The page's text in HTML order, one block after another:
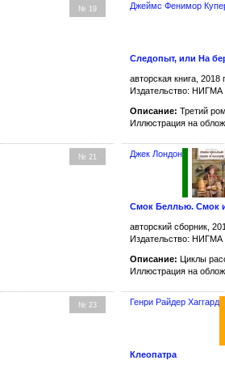
№ 19 Джеймс Фенимор
Следопыт, или На
авторская книга, 2018
Издательство: НИГМА
Описание: Третий
Иллюстрация на
№ 21 Джек Лондон
Смок Беллью. Смок
авторский сборник,
Издательство: НИГМА
Описание: Циклы
Иллюстрация на
№ 23 Генри Райдер Хаггард
Клеопатра